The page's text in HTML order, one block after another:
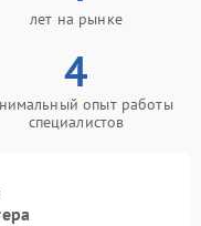
лет на рынке
4
опыт работы
специалистов